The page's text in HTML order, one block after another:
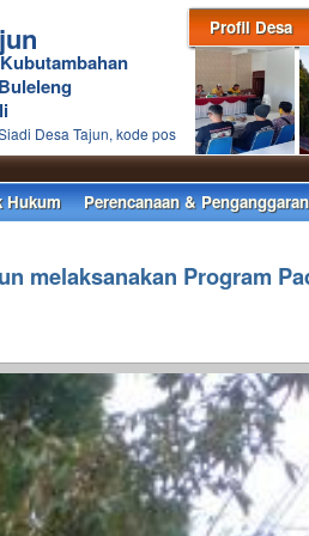
Profil Desa
Desa Tajun, kode pos
Hukum Perencanaan & Penganggaran
melaksanakan Program